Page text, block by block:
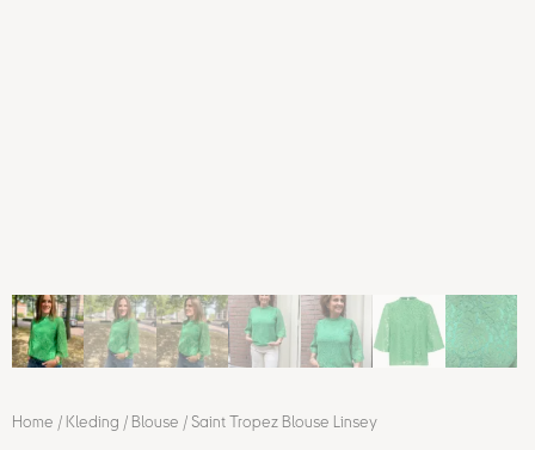
Home / Kleding / Blouse / Saint Tropez Blouse Linsey